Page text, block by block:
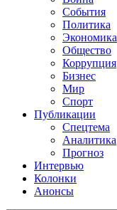
События
Политика
Экономика
Общество
Коррупция
Бизнес
Мир
Спорт
Публикации
Спецтема
Аналитика
Прогноз
Интервью
Колонки
Анонсы